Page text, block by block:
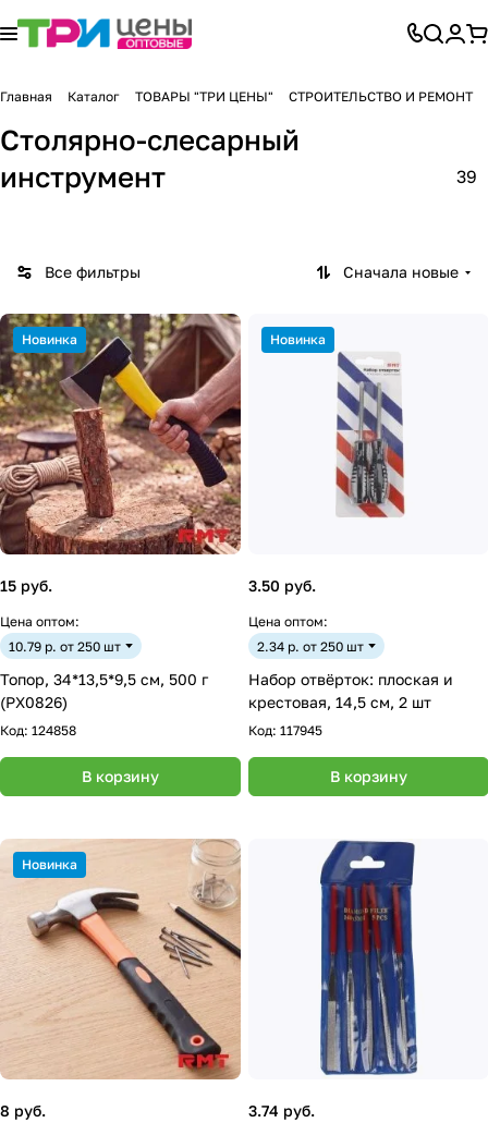
Главная Каталог ТОВАРЫ "ТРИ ЦЕНЫ" СТРОИТЕЛЬСТВО И РЕМОНТ
Столярно-слесарный
инструмент
39
Все фильтры Сначала новые
Новинка
15 руб.
Цена оптом:
10.79 р. от 250 шт
Топор, 34*13,5*9,5 см, 500 г
(PX0826)
Код: 124858
В корзину
Новинка
3.50 руб.
Цена оптом:
2.34 р. от 250 шт
Набор отвёрток: плоская и
крестовая, 14,5 см, 2 шт
Код: 117945
В корзину
Новинка
8 руб. 3.74 руб.